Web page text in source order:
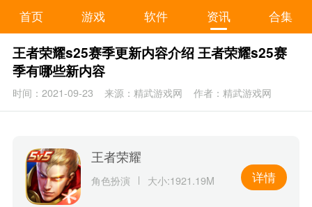
首页 游戏 软件 资讯 合集
王者荣耀s25赛季更新内容介绍 王者荣耀s25赛
季有哪些新内容
时间：2021-09-23 来源：精武游戏网 作者：精武游戏网
王者荣耀
角色扮演 大小:1921.19M 详情